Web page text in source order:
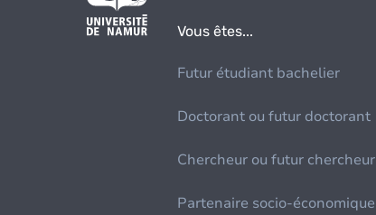
Vous êtes...
Futur étudiant bachelier
Doctorant ou futur doctorant
Chercheur ou futur chercheur
Partenaire socio-économique